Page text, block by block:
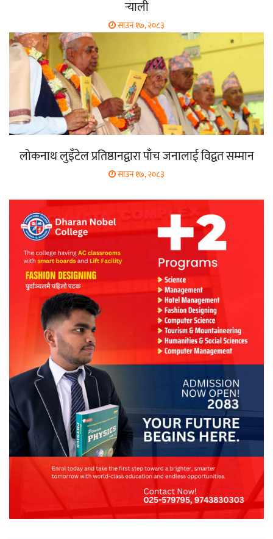
र्‍याली
साउन १७, २०८३
लोकनाथ लुइँटेल प्रतिष्ठानद्वारा पाँच जनालाई विद्वत सम्मान
साउन १७, २०८३